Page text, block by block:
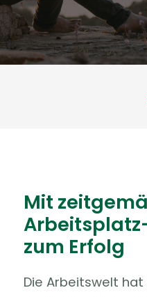
Mit
zum Erfolg
Die Arbeitswelt hat